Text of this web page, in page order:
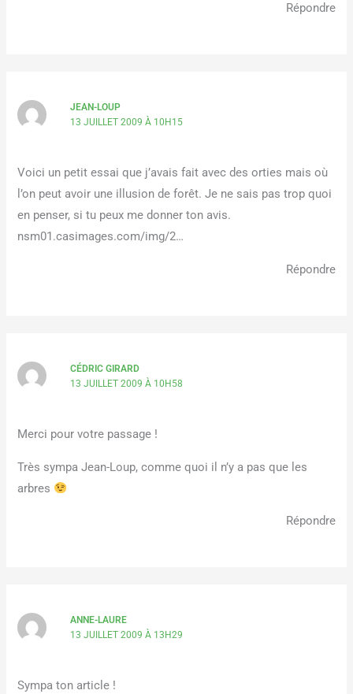
Répondre
JEAN-LOUP
13 JUILLET 2009 À 10H15
Voici un petit essai que j’avais fait avec des orties mais où
l’on peut avoir une illusion de forêt. Je ne sais pas trop quoi
en penser, si tu peux me donner ton avis.
nsm01.casimages.com/img/2…
Répondre
CÉDRIC GIRARD
13 JUILLET 2009 À 10H58
Merci pour votre passage !
Très sympa Jean-Loup, comme quoi il n’y a pas que les
arbres
Répondre
ANNE-LAURE
13 JUILLET 2009 À 13H29
Sympa ton article !